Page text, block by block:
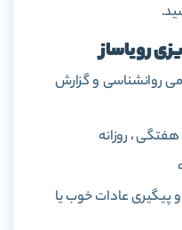
رویاساز
ریزی علمی روانشناسی و گزارش
، روزانه
پیگیری عادات خوب یا